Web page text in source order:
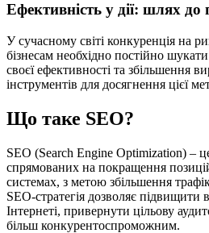
Ефективність у дії: шлях
У сучасному світі конкуренція на
бізнесам необхідно постійно
своєї ефективності та збільшення
інструментів для досягнення цієї
Що таке SEO?
SEO (Search Engine Optimization) –
спрямованих на покращення
системах, з метою збільшення
SEO-стратегія дозволяє підвищити
Інтернеті, привернути цільову
більш конкурентоспроможним.